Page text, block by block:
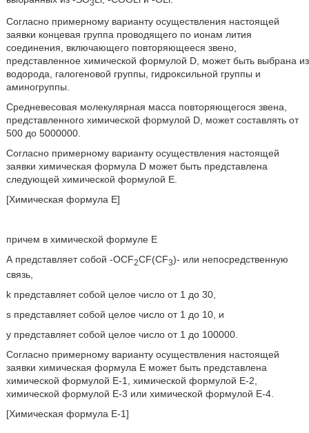
3
Согласно примерному варианту осуществления настоящей
заявки концевая группа проводящего по ионам лития
соединения, включающего повторяющееся звено,
представленное химической формулой D, может быть выбрана из
водорода, галогеновой группы, гидроксильной группы и
аминогруппы.
Средневесовая молекулярная масса повторяющегося звена,
представленного химической формулой D, может составлять от
500 до 5000000.
Согласно примерному варианту осуществления настоящей
заявки химическая формула D может быть представлена
следующей химической формулой Е.
[Химическая формула Е]
причем в химической формуле Е
А представляет собой -ОСF2СF(СF3)- или непосредственную
связь,
k представляет собой целое число от 1 до 30,
s представляет собой целое число от 1 до 10, и
у представляет собой целое число от 1 до 100000.
Согласно примерному варианту осуществления настоящей
заявки химическая формула Е может быть представлена
химической формулой Е-1, химической формулой Е-2,
химической формулой Е-3 или химической формулой Е-4.
[Химическая формула Е-1]